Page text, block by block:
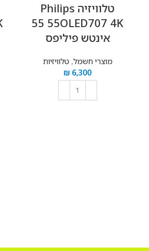
טלוויזיה Philips
55OLED707 4K ‏55
‏אינטש פיליפס
מוצרי חשמל, טלוויזיות
₪ 6,300